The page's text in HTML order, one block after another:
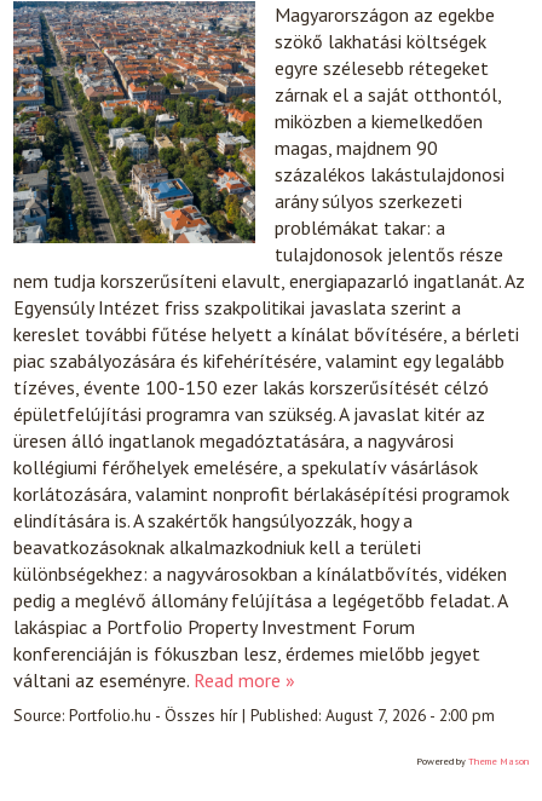
Magyarországon az egekbe
szökő lakhatási költségek
egyre szélesebb rétegeket
zárnak el a saját otthontól,
miközben a kiemelkedően
magas, majdnem 90
százalékos lakástulajdonosi
arány súlyos szerkezeti
problémákat takar: a
tulajdonosok jelentős része
nem tudja korszerűsíteni elavult, energiapazarló ingatlanát. Az
Egyensúly Intézet friss szakpolitikai javaslata szerint a
kereslet további fűtése helyett a kínálat bővítésére, a bérleti
piac szabályozására és kifehérítésére, valamint egy legalább
tízéves, évente 100-150 ezer lakás korszerűsítését célzó
épületfelújítási programra van szükség. A javaslat kitér az
üresen álló ingatlanok megadóztatására, a nagyvárosi
kollégiumi férőhelyek emelésére, a spekulatív vásárlások
korlátozására, valamint nonprofit bérlakásépítési programok
elindítására is. A szakértők hangsúlyozzák, hogy a
beavatkozásoknak alkalmazkodniuk kell a területi
különbségekhez: a nagyvárosokban a kínálatbővítés, vidéken
pedig a meglévő állomány felújítása a legégetőbb feladat. A
lakáspiac a Portfolio Property Investment Forum
konferenciáján is fókuszban lesz, érdemes mielőbb jegyet
váltani az eseményre. Read more »
Source:Portfolio.hu - Összes hír|Published:August 7, 2026 - 2:00 pm
Powered by Theme Mason